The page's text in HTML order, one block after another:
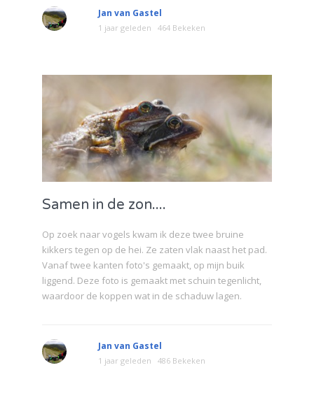
Jan van Gastel
1 jaar geleden 464 Bekeken
Samen in de zon....
Op zoek naar vogels kwam ik deze twee bruine
kikkers tegen op de hei. Ze zaten vlak naast het pad.
Vanaf twee kanten foto's gemaakt, op mijn buik
liggend. Deze foto is gemaakt met schuin tegenlicht,
waardoor de koppen wat in de schaduw lagen.
Jan van Gastel
1 jaar geleden 486 Bekeken